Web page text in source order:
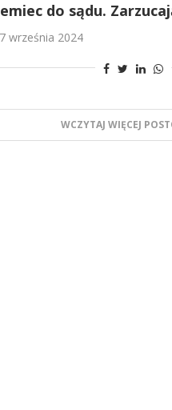
do sądu.
września 2024
WCZYTAJ WIĘCEJ